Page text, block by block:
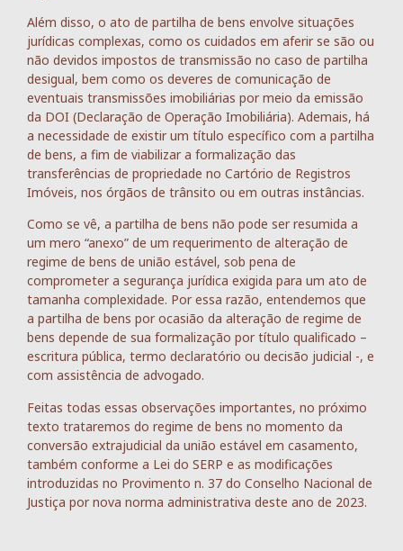
Além disso, o ato de partilha de bens envolve situações
jurídicas complexas, como os cuidados em aferir se são ou
não devidos impostos de transmissão no caso de partilha
desigual, bem como os deveres de comunicação de
eventuais transmissões imobiliárias por meio da emissão
da DOI (Declaração de Operação Imobiliária). Ademais, há
a necessidade de existir um título específico com a partilha
de bens, a fim de viabilizar a formalização das
transferências de propriedade no Cartório de Registros
Imóveis, nos órgãos de trânsito ou em outras instâncias.
Como se vê, a partilha de bens não pode ser resumida a
um mero “anexo” de um requerimento de alteração de
regime de bens de união estável, sob pena de
comprometer a segurança jurídica exigida para um ato de
tamanha complexidade. Por essa razão, entendemos que
a partilha de bens por ocasião da alteração de regime de
bens depende de sua formalização por título qualificado –
escritura pública, termo declaratório ou decisão judicial -, e
com assistência de advogado.
Feitas todas essas observações importantes, no próximo
texto trataremos do regime de bens no momento da
conversão extrajudicial da união estável em casamento,
também conforme a Lei do SERP e as modificações
introduzidas no Provimento n. 37 do Conselho Nacional de
Justiça por nova norma administrativa deste ano de 2023.